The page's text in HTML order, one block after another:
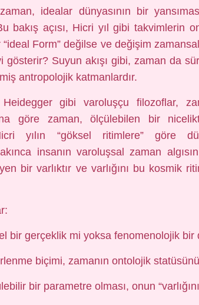
idealar dünyasının bir
bakış açısı, Hicri yıl gibi takvimlerin
Form” değilse ve değişim
gösterir? Suyun akışı gibi, zaman da
antropolojik katmanlardır.
gibi varoluşçu filozoflar,
göre zaman, ölçülebilen bir
yılın “göksel ritimlere” göre
insanın varoluşsal zaman
bir varlıktır ve varlığını bu kosmik
bir gerçeklik mi yoksa fenomenolojik bir
biçimi, zamanın ontolojik
bir parametre olması, onun